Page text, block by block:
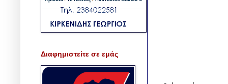
Διαφημιστείτε σε εμάς